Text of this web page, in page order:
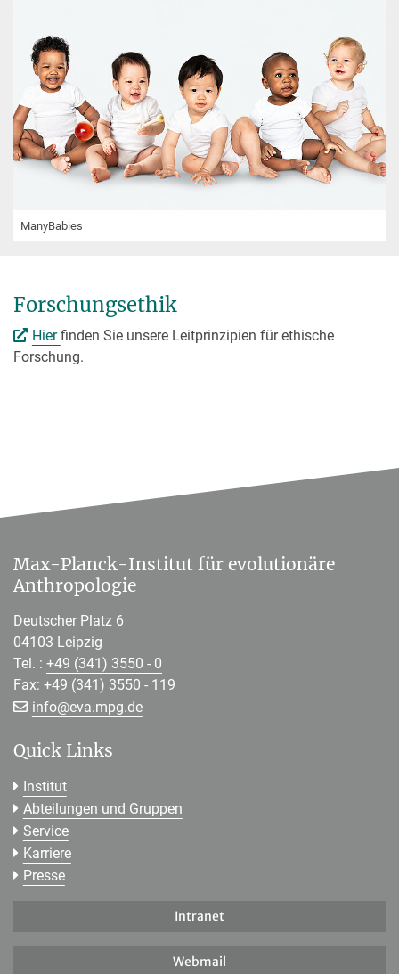
ManyBabies
Forschungsethik
Hierfinden Sie unsere Leitprinzipien für ethische
Forschung.
Max-Planck-Institut für evolutionäre
Anthropologie
Deutscher Platz 6
04103 Leipzig
Tel. : +49 (341) 3550 - 0
Fax: +49 (341) 3550 - 119
info@[>>> Please remove the text! <<<]
eva.mpg.de
Quick Links
Institut
Abteilungen und Gruppen
Service
Karriere
Presse
Intranet
Webmail